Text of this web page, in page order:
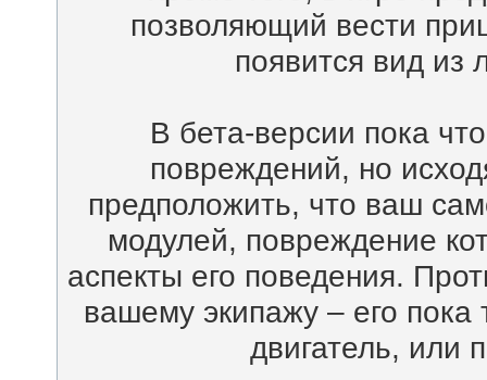
позволяющий вести
появится вид из
В бета-версии пока
повреждений, но
предположить, что ваш
модулей, повреждение
аспекты его поведения.
вашему экипажу – его пока
двигатель, или